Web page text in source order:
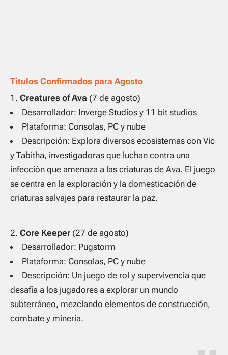
Títulos Confirmados para Agosto
Creatures of Ava (7 de agosto)
Desarrollador: Inverge Studios y 11 bit studios
Plataforma: Consolas, PC y nube
Descripción: Explora diversos ecosistemas con Vic
y Tabitha, investigadoras que luchan contra una
infección que amenaza a las criaturas de Ava. El juego
se centra en la exploración y la domesticación de
criaturas salvajes para restaurar la paz.
Core Keeper (27 de agosto)
Desarrollador: Pugstorm
Plataforma: Consolas, PC y nube
Descripción: Un juego de rol y supervivencia que
desafía a los jugadores a explorar un mundo
subterráneo, mezclando elementos de construcción,
combate y minería.